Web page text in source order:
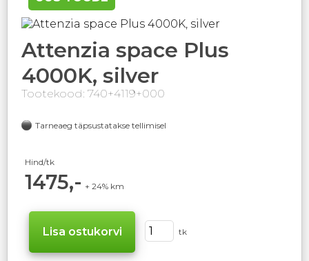
Attenzia space Plus
4000K, silver
Tootekood: 740+4119+000
Tarneaeg täpsustatakse tellimisel
Hind/tk
1475,- + 24% km
tk